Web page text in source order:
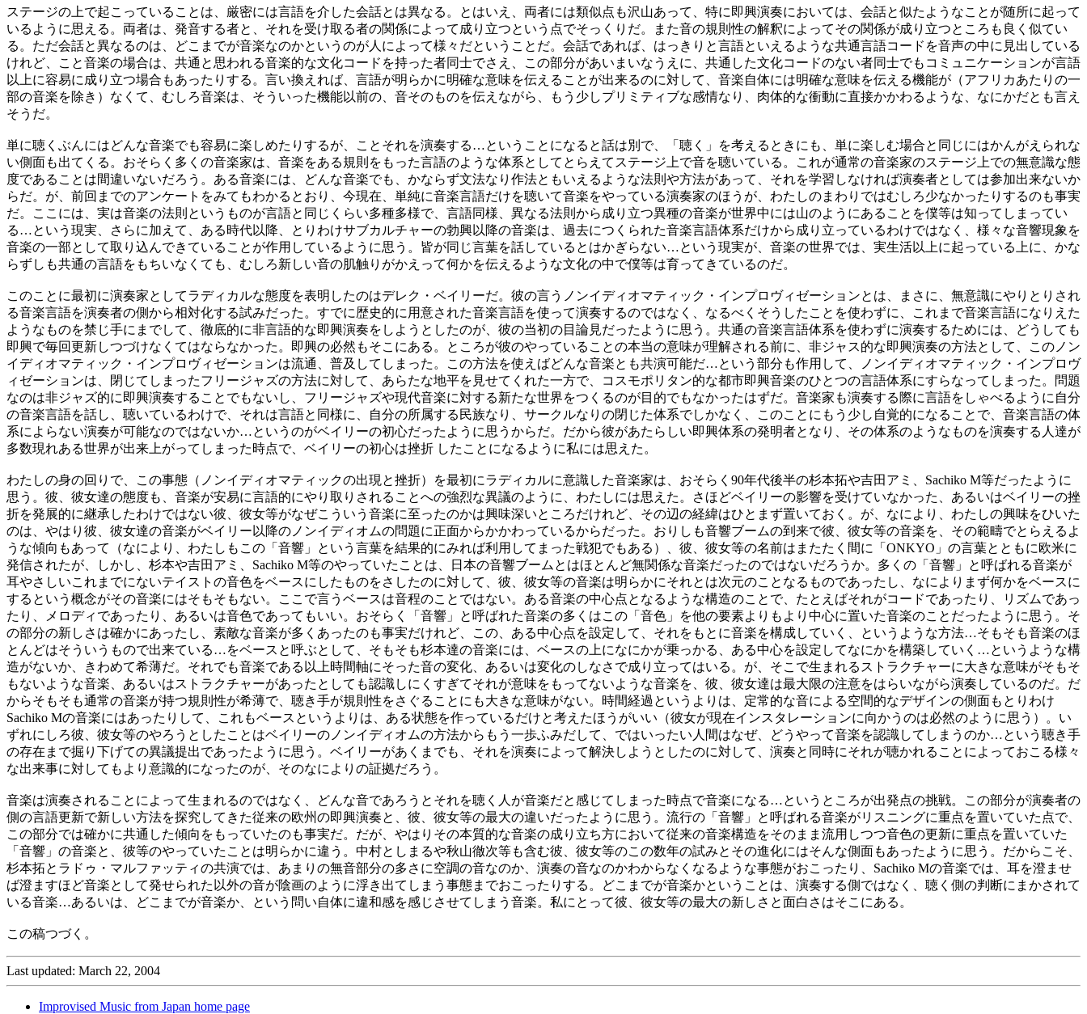
ステージの上で起こっていることは、厳密には言語を介した会話とは異なる。とはいえ、両者には類似点も沢山あって、特に即興演奏においては、会話と似たようなことが随所に起って
いるように思える。両者は、発音する者と、それを受け取る者の関係によって成り立つという点でそっくりだ。また音の規則性の解釈によってその関係が成り立つところも良く似てい
る。ただ会話と異なるのは、どこまでが音楽なのかというのが人によって様々だということだ。会話であれば、はっきりと言語といえるような共通言語コードを音声の中に見出している
けれど、こと音楽の場合は、共通と思われる音楽的な文化コードを持った者同士でさえ、この部分があいまいなうえに、共通した文化コードのない者同士でもコミュニケーションが言語
以上に容易に成り立つ場合もあったりする。言い換えれば、言語が明らかに明確な意味を伝えることが出来るのに対して、音楽自体には明確な意味を伝える機能が（アフリカあたりの一
部の音楽を除き）なくて、むしろ音楽は、そういった機能以前の、音そのものを伝えながら、もう少しプリミティブな感情なり、肉体的な衝動に直接かかわるような、なにかだとも言え
そうだ。
単に聴くぶんにはどんな音楽でも容易に楽しめたりするが、ことそれを演奏する…ということになると話は別で、「聴く」を考えるときにも、単に楽しむ場合と同じにはかんがえられな
い側面も出てくる。おそらく多くの音楽家は、音楽をある規則をもった言語のような体系としてとらえてステージ上で音を聴いている。これが通常の音楽家のステージ上での無意識な態
度であることは間違いないだろう。ある音楽には、どんな音楽でも、かならず文法なり作法ともいえるような法則や方法があって、それを学習しなければ演奏者としては参加出来ないか
らだ。が、前回までのアンケートをみてもわかるとおり、今現在、単純に音楽言語だけを聴いて音楽をやっている演奏家のほうが、わたしのまわりではむしろ少なかったりするのも事実
だ。ここには、実は音楽の法則というものが言語と同じくらい多種多様で、言語同様、異なる法則から成り立つ異種の音楽が世界中には山のようにあることを僕等は知ってしまってい
る…という現実、さらに加えて、ある時代以降、とりわけサブカルチャーの勃興以降の音楽は、過去につくられた音楽言語体系だけから成り立っているわけではなく、様々な音響現象を
音楽の一部として取り込んできていることが作用しているように思う。皆が同じ言葉を話しているとはかぎらない…という現実が、音楽の世界では、実生活以上に起っている上に、かな
らずしも共通の言語をもちいなくても、むしろ新しい音の肌触りがかえって何かを伝えるような文化の中で僕等は育ってきているのだ。
このことに最初に演奏家としてラディカルな態度を表明したのはデレク・ベイリーだ。彼の言うノンイディオマティック・インプロヴィゼーションとは、まさに、無意識にやりとりされ
る音楽言語を演奏者の側から相対化する試みだった。すでに歴史的に用意された音楽言語を使って演奏するのではなく、なるべくそうしたことを使わずに、これまで音楽言語になりえた
ようなものを禁じ手にまでして、徹底的に非言語的な即興演奏をしようとしたのが、彼の当初の目論見だったように思う。共通の音楽言語体系を使わずに演奏するためには、どうしても
即興で毎回更新しつづけなくてはならなかった。即興の必然もそこにある。ところが彼のやっていることの本当の意味が理解される前に、非ジャス的な即興演奏の方法として、このノン
イディオマティック・インプロヴィゼーションは流通、普及してしまった。この方法を使えばどんな音楽とも共演可能だ…という部分も作用して、ノンイディオマティック・インプロヴ
ィゼーションは、閉じてしまったフリージャズの方法に対して、あらたな地平を見せてくれた一方で、コスモポリタン的な都市即興音楽のひとつの言語体系にすらなってしまった。問題
なのは非ジャズ的に即興演奏することでもないし、フリージャズや現代音楽に対する新たな世界をつくるのが目的でもなかったはずだ。音楽家も演奏する際に言語をしゃべるように自分
の音楽言語を話し、聴いているわけで、それは言語と同様に、自分の所属する民族なり、サークルなりの閉じた体系でしかなく、このことにもう少し自覚的になることで、音楽言語の体
系によらない演奏が可能なのではないか…というのがベイリーの初心だったように思うからだ。だから彼があたらしい即興体系の発明者となり、その体系のようなものを演奏する人達が
多数現れある世界が出来上がってしまった時点で、ベイリーの初心は挫折 したことになるように私には思えた。
わたしの身の回りで、この事態（ノンイディオマティックの出現と挫折）を最初にラディカルに意識した音楽家は、おそらく90年代後半の杉本拓や吉田アミ、Sachiko M等だったように
思う。彼、彼女達の態度も、音楽が安易に言語的にやり取りされることへの強烈な異議のように、わたしには思えた。さほどベイリーの影響を受けていなかった、あるいはベイリーの挫
折を発展的に継承したわけではない彼、彼女等がなぜこういう音楽に至ったのかは興味深いところだけれど、その辺の経緯はひとまず置いておく。が、なにより、わたしの興味をひいた
のは、やはり彼、彼女達の音楽がベイリー以降のノンイディオムの問題に正面からかかわっているからだった。おりしも音響ブームの到来で彼、彼女等の音楽を、その範疇でとらえるよ
うな傾向もあって（なにより、わたしもこの「音響」という言葉を結果的にみれば利用してまった戦犯でもある）、彼、彼女等の名前はまたたく間に「ONKYO」の言葉とともに欧米に
発信されたが、しかし、杉本や吉田アミ、Sachiko M等のやっていたことは、日本の音響ブームとはほとんど無関係な音楽だったのではないだろうか。多くの「音響」と呼ばれる音楽が
耳やさしいこれまでにないテイストの音色をベースにしたものをさしたのに対して、彼、彼女等の音楽は明らかにそれとは次元のことなるものであったし、なによりまず何かをベースに
するという概念がその音楽にはそもそもない。ここで言うベースは音程のことではない。ある音楽の中心点となるような構造のことで、たとえばそれがコードであったり、リズムであっ
たり、メロディであったり、あるいは音色であってもいい。おそらく「音響」と呼ばれた音楽の多くはこの「音色」を他の要素よりもより中心に置いた音楽のことだったように思う。そ
の部分の新しさは確かにあったし、素敵な音楽が多くあったのも事実だけれど、この、ある中心点を設定して、それをもとに音楽を構成していく、というような方法…そもそも音楽のほ
とんどはそういうもので出来ている…をベースと呼ぶとして、そもそも杉本達の音楽には、ベースの上になにかが乗っかる、ある中心を設定してなにかを構築していく…というような構
造がないか、きわめて希薄だ。それでも音楽である以上時間軸にそった音の変化、あるいは変化のしなさで成り立ってはいる。が、そこで生まれるストラクチャーに大きな意味がそもそ
もないような音楽、あるいはストラクチャーがあったとしても認識しにくすぎてそれが意味をもってないような音楽を、彼、彼女達は最大限の注意をはらいながら演奏しているのだ。だ
からそもそも通常の音楽が持つ規則性が希薄で、聴き手が規則性をさぐることにも大きな意味がない。時間経過というよりは、定常的な音による空間的なデザインの側面もとりわけ
Sachiko Mの音楽にはあったりして、これもベースというよりは、ある状態を作っているだけと考えたほうがいい（彼女が現在インスタレーションに向かうのは必然のように思う）。い
ずれにしろ彼、彼女等のやろうとしたことはベイリーのノンイディオムの方法からもう一歩ふみだして、ではいったい人間はなぜ、どうやって音楽を認識してしまうのか…という聴き手
の存在まで掘り下げての異議提出であったように思う。ベイリーがあくまでも、それを演奏によって解決しようとしたのに対して、演奏と同時にそれが聴かれることによっておこる様々
な出来事に対してもより意識的になったのが、そのなによりの証拠だろう。
音楽は演奏されることによって生まれるのではなく、どんな音であろうとそれを聴く人が音楽だと感じてしまった時点で音楽になる…というところが出発点の挑戦。この部分が演奏者の
側の言語更新で新しい方法を探究してきた従来の欧州の即興演奏と、彼、彼女等の最大の違いだったように思う。流行の「音響」と呼ばれる音楽がリスニングに重点を置いていた点で、
この部分では確かに共通した傾向をもっていたのも事実だ。だが、やはりその本質的な音楽の成り立ち方において従来の音楽構造をそのまま流用しつつ音色の更新に重点を置いていた
「音響」の音楽と、彼等のやっていたことは明らかに違う。中村としまるや秋山徹次等も含む彼、彼女等のこの数年の試みとその進化にはそんな側面もあったように思う。だからこそ、
杉本拓とラドゥ・マルファッティの共演では、あまりの無音部分の多さに空調の音なのか、演奏の音なのかわからなくなるような事態がおこったり、Sachiko Mの音楽では、耳を澄ませ
ば澄ますほど音楽として発せられた以外の音が陰画のように浮き出てしまう事態までおこったりする。どこまでが音楽かということは、演奏する側ではなく、聴く側の判断にまかされて
いる音楽…あるいは、どこまでが音楽か、という問い自体に違和感を感じさせてしまう音楽。私にとって彼、彼女等の最大の新しさと面白さはそこにある。
この稿つづく。
Last updated: March 22, 2004
Improvised Music from Japan home page